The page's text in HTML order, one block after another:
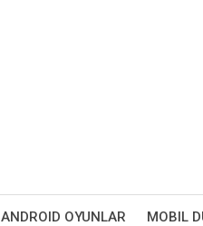
ANDROID OYUNLAR MOBIL